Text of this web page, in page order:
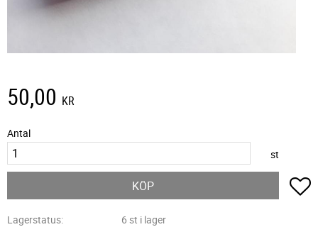
50,00 KR
Antal
st
KÖP
Lagerstatus
6 st i lager